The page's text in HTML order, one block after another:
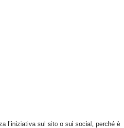
l’iniziativa sul sito o sui social, perché è